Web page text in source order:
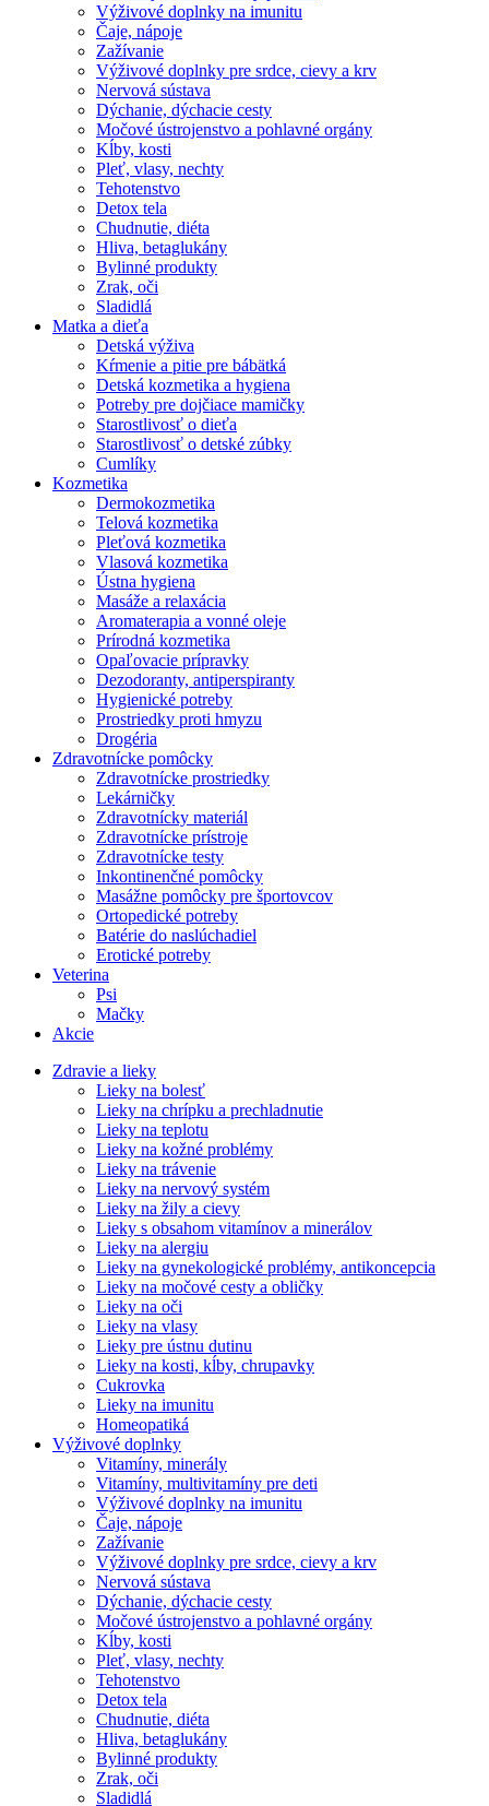
Výživové doplnky na imunitu
Čaje, nápoje
Zažívanie
Výživové doplnky pre srdce, cievy a krv
Nervová sústava
Dýchanie, dýchacie cesty
Močové ústrojenstvo a pohlavné orgány
Kĺby, kosti
Pleť, vlasy, nechty
Tehotenstvo
Detox tela
Chudnutie, diéta
Hliva, betaglukány
Bylinné produkty
Zrak, oči
Sladidlá
Matka a dieťa
Detská výživa
Kŕmenie a pitie pre bábätká
Detská kozmetika a hygiena
Potreby pre dojčiace mamičky
Starostlivosť o dieťa
Starostlivosť o detské zúbky
Cumlíky
Kozmetika
Dermokozmetika
Telová kozmetika
Pleťová kozmetika
Vlasová kozmetika
Ústna hygiena
Masáže a relaxácia
Aromaterapia a vonné oleje
Prírodná kozmetika
Opaľovacie prípravky
Dezodoranty, antiperspiranty
Hygienické potreby
Prostriedky proti hmyzu
Drogéria
Zdravotnícke pomôcky
Zdravotnícke prostriedky
Lekárničky
Zdravotnícky materiál
Zdravotnícke prístroje
Zdravotnícke testy
Inkontinenčné pomôcky
Masážne pomôcky pre športovcov
Ortopedické potreby
Batérie do naslúchadiel
Erotické potreby
Veterina
Psi
Mačky
Akcie
Zdravie a lieky
Lieky na bolesť
Lieky na chrípku a prechladnutie
Lieky na teplotu
Lieky na kožné problémy
Lieky na trávenie
Lieky na nervový systém
Lieky na žily a cievy
Lieky s obsahom vitamínov a minerálov
Lieky na alergiu
Lieky na gynekologické problémy, antikoncepcia
Lieky na močové cesty a obličky
Lieky na oči
Lieky na vlasy
Lieky pre ústnu dutinu
Lieky na kosti, kĺby, chrupavky
Cukrovka
Lieky na imunitu
Homeopatiká
Výživové doplnky
Vitamíny, minerály
Vitamíny, multivitamíny pre deti
Výživové doplnky na imunitu
Čaje, nápoje
Zažívanie
Výživové doplnky pre srdce, cievy a krv
Nervová sústava
Dýchanie, dýchacie cesty
Močové ústrojenstvo a pohlavné orgány
Kĺby, kosti
Pleť, vlasy, nechty
Tehotenstvo
Detox tela
Chudnutie, diéta
Hliva, betaglukány
Bylinné produkty
Zrak, oči
Sladidlá